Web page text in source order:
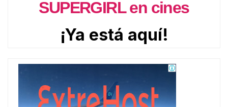
SUPERGIRL en cines
¡Ya está aquí!